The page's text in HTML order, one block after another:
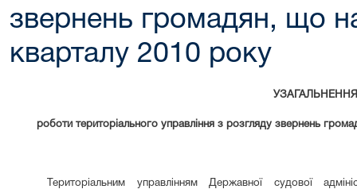
звернень громадян, що
кварталу 2010 року
УЗАГАЛЬНЕННЯ
роботи територіального управління з розгляду звернень
Територіальним управлінням Державної судової